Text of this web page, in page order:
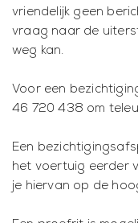
vriendelijk geen
vraag naar de
weg kan.
Voor een
46 720 438 om
Een
het voertuig eerder
je hiervan op de